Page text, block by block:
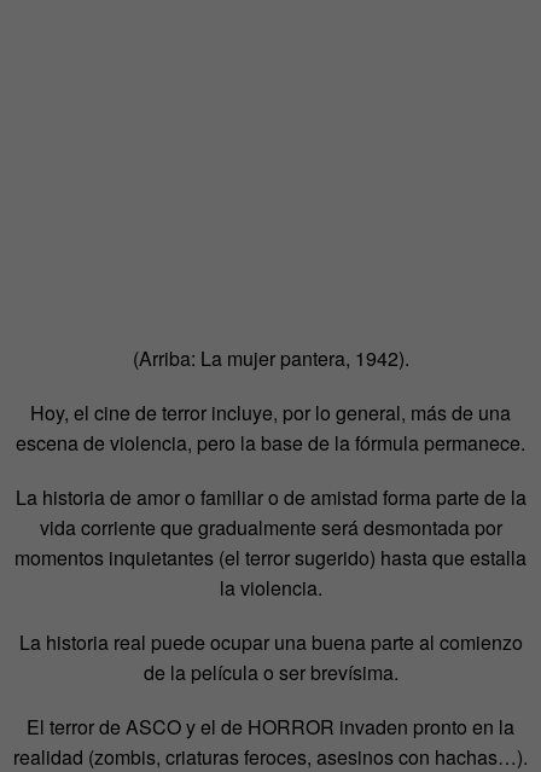
(Arriba: La mujer pantera, 1942).
Hoy, el cine de terror incluye, por lo general, más de una
escena de violencia, pero la base de la fórmula permanece.
La historia de amor o familiar o de amistad forma parte de la
vida corriente que gradualmente será desmontada por
momentos inquietantes (el terror sugerido) hasta que estalla
la violencia.
La historia real puede ocupar una buena parte al comienzo
de la película o ser brevísima.
El terror de ASCO y el de HORROR invaden pronto en la
realidad (zombis, criaturas feroces, asesinos con hachas…).